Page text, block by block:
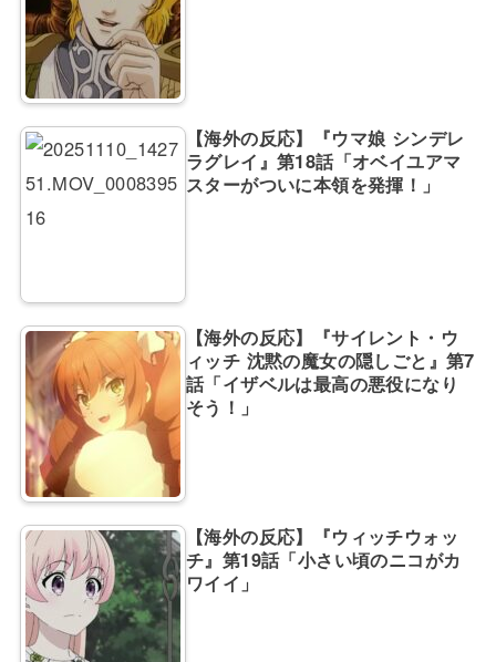
【海外の反応】『ウマ娘 シンデレ
ラグレイ』第18話「オベイユアマ
スターがついに本領を発揮！」
【海外の反応】『サイレント・ウ
ィッチ 沈黙の魔女の隠しごと』第7
話「イザベルは最高の悪役になり
そう！」
【海外の反応】『ウィッチウォッ
チ』第19話「小さい頃のニコがカ
ワイイ」